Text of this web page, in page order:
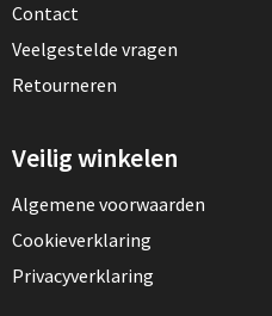
Contact
Veelgestelde vragen
Retourneren
Veilig winkelen
Algemene voorwaarden
Cookieverklaring
Privacyverklaring